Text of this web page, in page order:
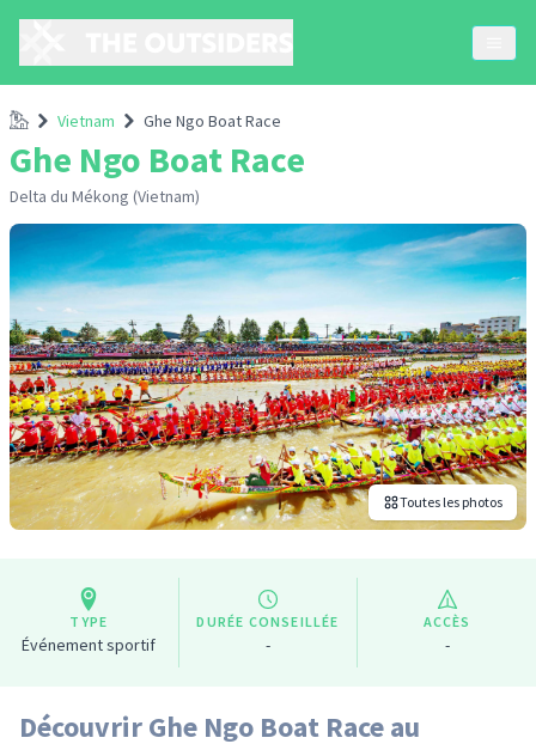
AccueilVietnam Ghe Ngo Boat Race
Ghe Ngo Boat Race
Delta du Mékong (Vietnam)
Toutes les photos
TYPE
Événement sportif
DURÉE CONSEILLÉE
-
ACCÈS
-
Découvrir Ghe Ngo Boat Race au